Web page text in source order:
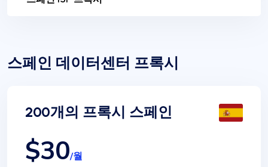
스페인 데이터센터 프록시
200개의 프록시 스페인
$30/월